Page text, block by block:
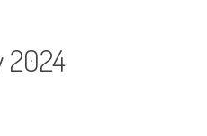
2024